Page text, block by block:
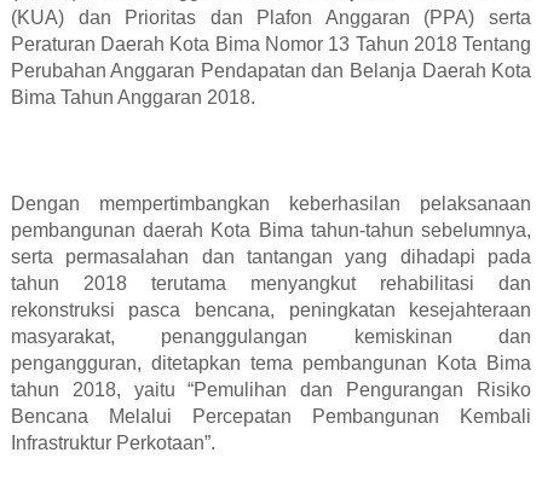
(KUA) dan Prioritas dan Plafon Anggaran (PPA) serta
Peraturan Daerah Kota Bima Nomor 13 Tahun 2018 Tentang
Perubahan Anggaran Pendapatan dan Belanja Daerah Kota
Bima Tahun Anggaran 2018.
Dengan mempertimbangkan keberhasilan pelaksanaan
pembangunan daerah Kota Bima tahun-tahun sebelumnya,
serta permasalahan dan tantangan yang dihadapi pada
tahun 2018 terutama menyangkut rehabilitasi dan
rekonstruksi pasca bencana, peningkatan kesejahteraan
masyarakat, penanggulangan kemiskinan dan
pengangguran, ditetapkan tema pembangunan Kota Bima
tahun 2018, yaitu “Pemulihan dan Pengurangan Risiko
Bencana Melalui Percepatan Pembangunan Kembali
Infrastruktur Perkotaan”.